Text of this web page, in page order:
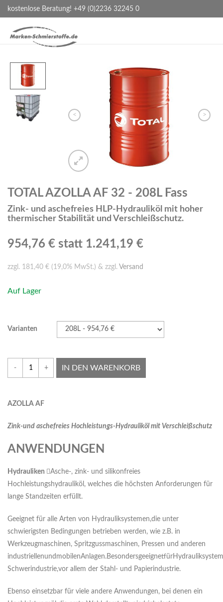
kostenlose Beratung! +49 (0)2236 32245 0
< >
TOTAL AZOLLA AF 32 - 208L Fass
Zink- und aschefreies HLP-Hydrauliköl mit hoher
thermischer Stabilität und Verschleißschutz.
954,76 € statt 1.241,19 €
zzgl. 181,40 € (19,0% MwSt.) & zzgl. Versand
Auf Lager
Varianten
- + IN DEN WARENKORB
AZOLLA AF
Zink-und aschefreies Hochleistungs-Hydrauliköl mit Verschleißschutz
ANWENDUNGEN
H ydrauliken Asche-, zink- und silikonfreies
Hochleistungshydrauliköl, welches die höchsten Anforderungen für
lange Standzeiten erfüllt.
Geeignet für alle Arten von Hydrauliksystemen,die unter
schwierigsten Bedingungen betrieben werden, wie z.B. in
Werkzeugmaschinen, Spritzgussmaschinen, Pressen und anderen
Schwerindustrie,vor allem der Stahl- und Papierindustrie.
Ebenso einsetzbar für viele andere Anwendungen, bei denen ein